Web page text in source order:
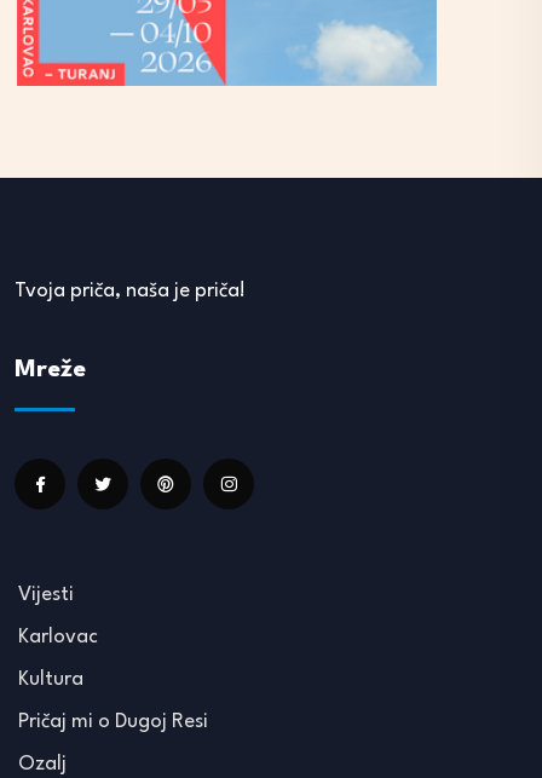
Tvoja priča, naša je priča!
Mreže
Vijesti
Karlovac
Kultura
Pričaj mi o Dugoj Resi
Ozalj